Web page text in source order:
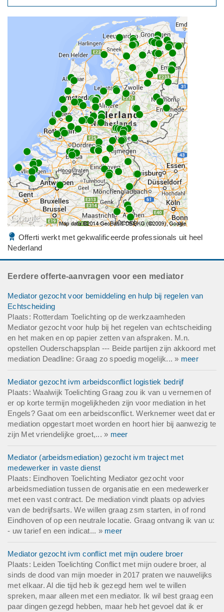
Offerti werkt met gekwalificeerde professionals uit heel
Nederland
Eerdere offerte-aanvragen voor een mediator
Mediator gezocht voor bemiddeling en hulp bij regelen van
Echtscheiding
Plaats: Rotterdam Toelichting op de werkzaamheden
Mediator gezocht voor hulp bij het regelen van echtscheiding
en het maken en op papier zetten van afspraken. M.n.
opstellen Ouderschapsplan --- Beide partijen zijn akkoord met
mediation Deadline: Graag zo spoedig mogelijk... » meer
Mediator gezocht ivm arbeidsconflict logistiek bedrijf
Plaats: Waalwijk Toelichting Graag zou ik van u vernemen of
er op korte termijn mogelijkheden zijn voor mediation in het
Engels? Gaat om een arbeidsconflict. Werknemer weet dat er
mediation opgestart moet worden en hoort hier bij aanwezig te
zijn Met vriendelijke groet,... » meer
Mediator (arbeidsmediation) gezocht ivm traject met
medewerker in vaste dienst
Plaats: Eindhoven Toelichting Mediator gezocht voor
arbeidsmediation tussen de organisatie en een medewerker
met een vast contract. De mediation vindt plaats op advies
van de bedrijfsarts. We willen graag zsm starten, in of rond
Eindhoven of op een neutrale locatie. Graag ontvang ik van u:
- uw tarief en een indicat... » meer
Mediator gezocht ivm conflict met mijn oudere broer
Plaats: Leiden Toelichting Conflict met mijn oudere broer, al
sinds de dood van mijn moeder in 2017 praten we nauwelijks
met elkaar. Al die tijd heb ik gezegd hem wel te willen
spreken, maar alleen met een mediator. Ik wil best graag een
paar dingen gezegd hebben, maar heb het gevoel dat ik er